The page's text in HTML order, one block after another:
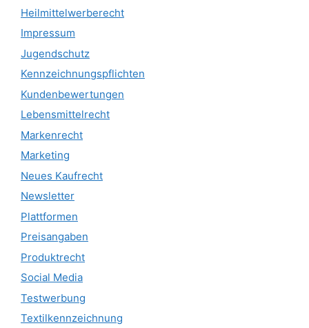
Heilmittelwerberecht
Impressum
Jugendschutz
Kennzeichnungspflichten
Kundenbewertungen
Lebensmittelrecht
Markenrecht
Marketing
Neues Kaufrecht
Newsletter
Plattformen
Preisangaben
Produktrecht
Social Media
Testwerbung
Textilkennzeichnung